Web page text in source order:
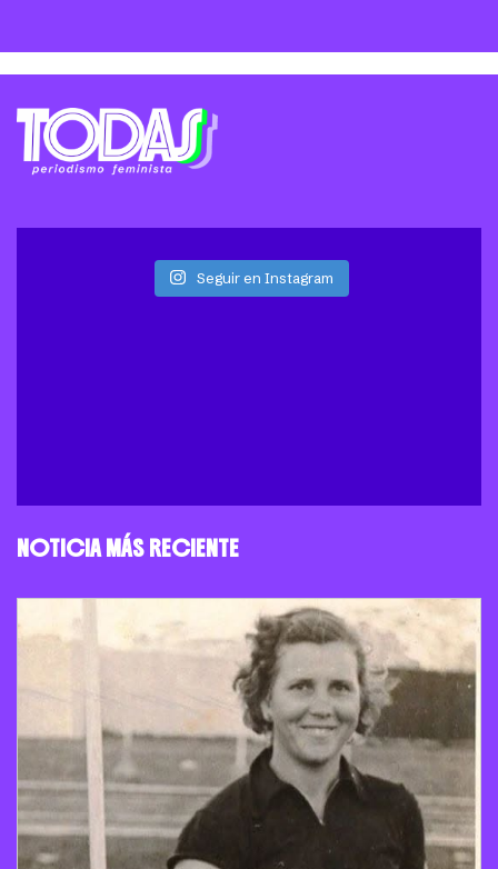
Seguir en Instagram
NOTICIA MÁS RECIENTE